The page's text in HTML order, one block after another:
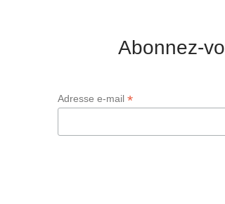
Abonnez-
Adresse e-mail *